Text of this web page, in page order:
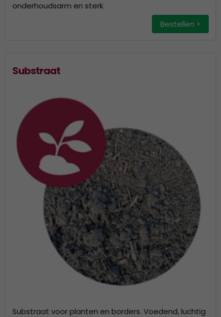
onderhoudsarm en sterk.
Bestellen >
Substraat
Substraat voor planten en borders. Voedend, luchtig